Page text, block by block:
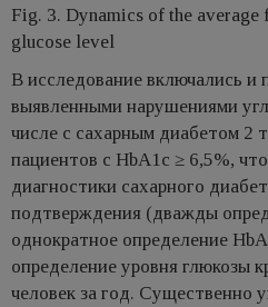
Fig. 3. Dynamics of the average
glucose level
В исследование включались и
выявленными нарушениями
числе с сахарным диабетом 2
пациентов с HbA1c ≥ 6,5%,
диагностики сахарного
подтверждения (дважды
однократное определение
определение уровня глюкозы
человек за год. Существенно